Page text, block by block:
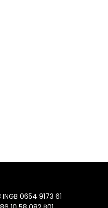
INGB 0654 9173 61